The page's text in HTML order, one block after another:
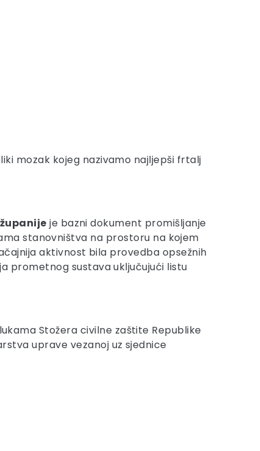
mozak kojeg nazivamo najljepši frtalj
je bazni dokument promišljanje
stanovništva na prostoru na kojem
aktivnost bila provedba opsežnih
prometnog sustava uključujući listu
Stožera civilne zaštite Republike
uprave vezanoj uz sjednice